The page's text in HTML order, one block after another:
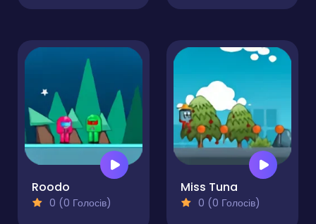
Roodo
0 (0 Голосів)
Miss Tuna
0 (0 Голосів)